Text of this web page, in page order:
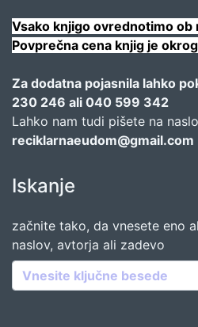
Vsako knjigo ovrednotimo ob
Povprečna cena knjig je okrog
Za dodatna pojasnila lahko
230 246 ali 040 599 342
Lahko nam tudi pišete na
reciklarnaeudom@gmail.com
Iskanje
začnite tako, da vnesete eno
naslov, avtorja ali zadevo